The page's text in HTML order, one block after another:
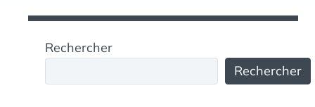
Rechercher
Rechercher